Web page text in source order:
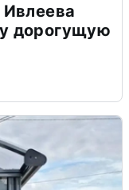
дорогущую